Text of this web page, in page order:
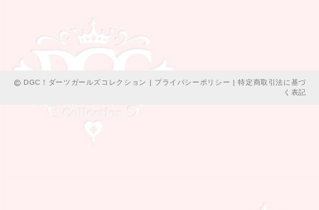
DGC！ダーツガールズコレクション | プライバシーポリシー |特定商取引法に基づ
く表記